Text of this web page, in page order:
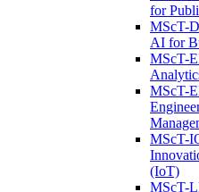
for
MScT-
AI for
MScT-
MScT-
MScT-
(IoT)
MScT-